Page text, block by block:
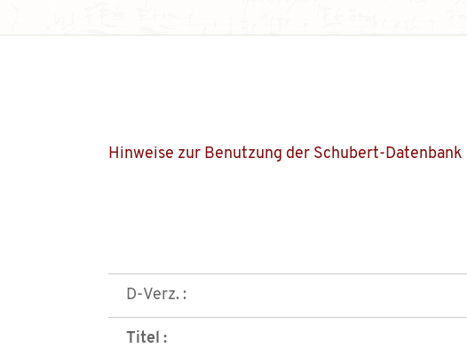
Hinweise zur Benutzung der Schubert-Datenbank
D-Verz. :
Titel :